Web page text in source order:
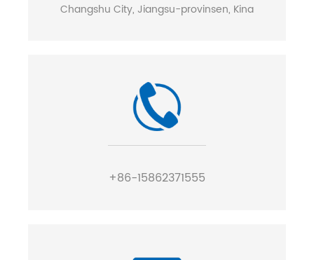
Changshu City, Jiangsu-provinsen, Kina
+86-15862371555